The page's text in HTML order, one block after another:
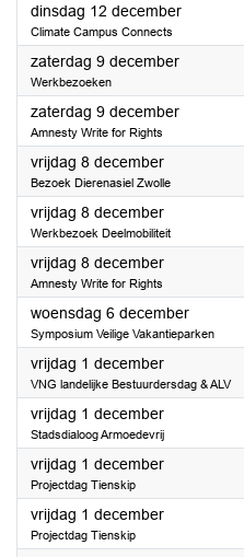
dinsdag 12 december2023
Climate Campus Connects
zaterdag 9 december2023
Werkbezoeken
zaterdag 9 december2023
Amnesty Write for Rights
vrijdag 8 december2023
Bezoek Dierenasiel Zwolle
vrijdag 8 december2023
Werkbezoek Deelmobiliteit
vrijdag 8 december2023
Amnesty Write for Rights
woensdag 6 december2023
Symposium Veilige Vakantieparken
vrijdag 1 december2023
VNG landelijke Bestuurdersdag & ALV
vrijdag 1 december2023
Stadsdialoog Armoedevrij
vrijdag 1 december2023
Projectdag Tienskip
vrijdag 1 december2023
Projectdag Tienskip